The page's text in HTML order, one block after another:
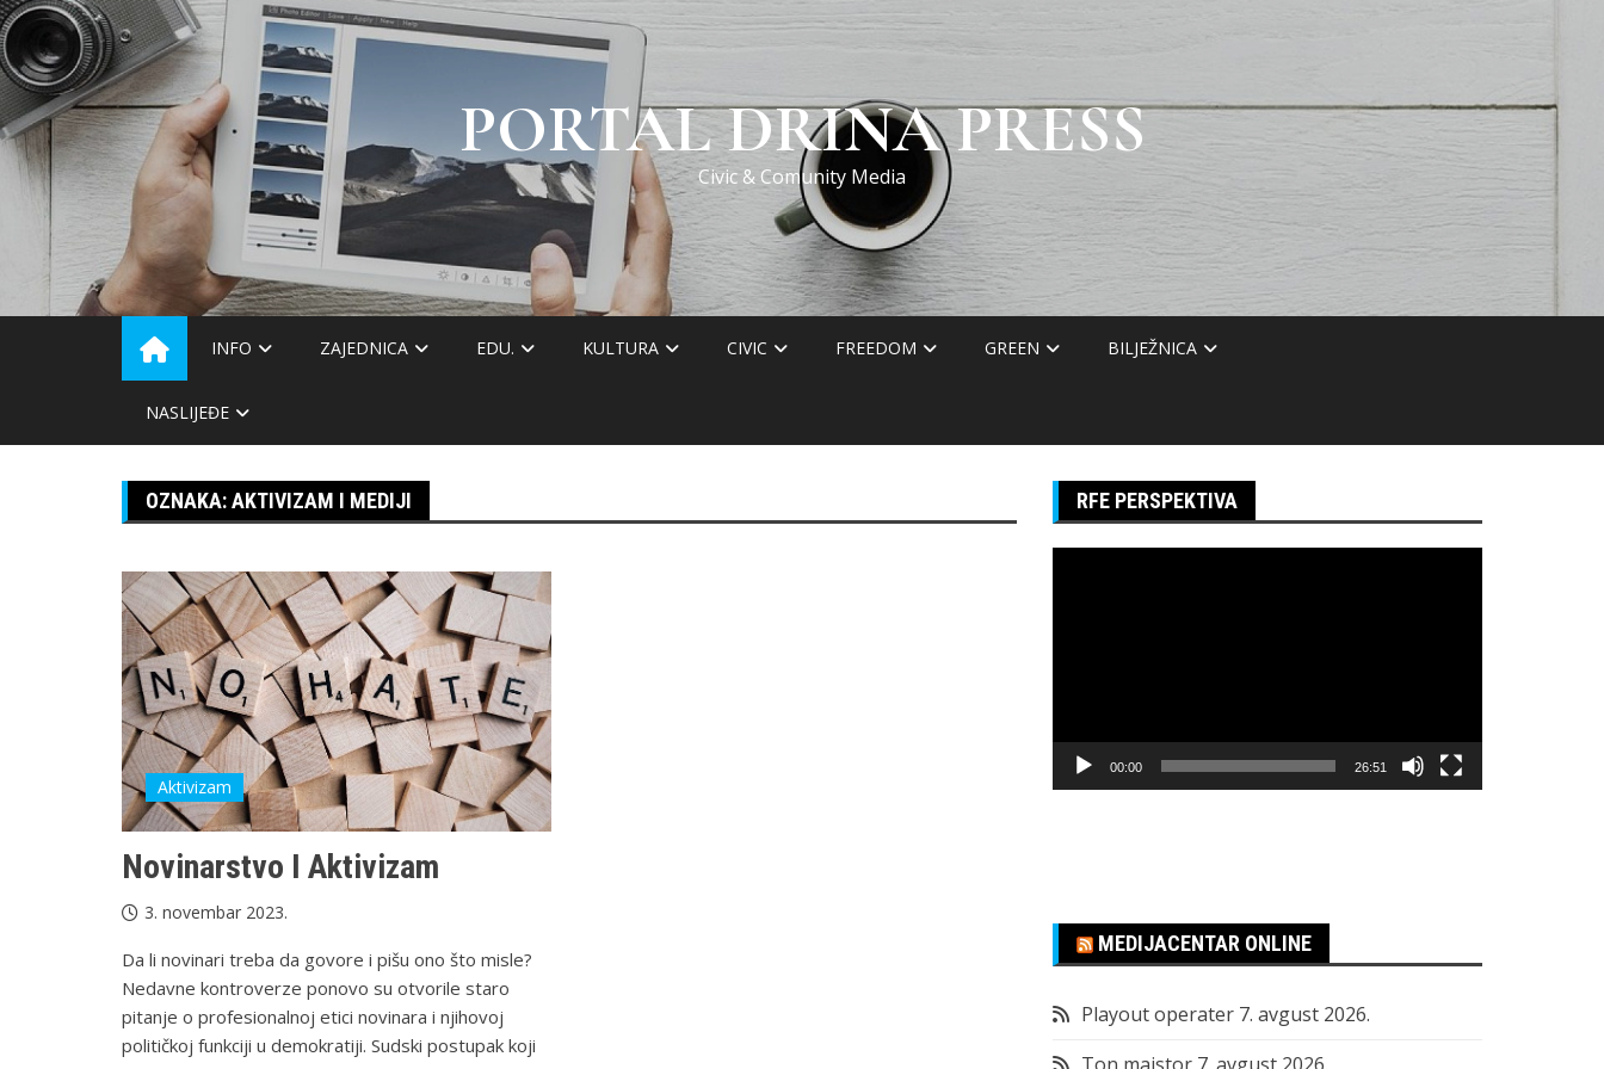
Skip
to
content
PORTAL DRINA PRESS
Civic & Comunity Media
INFO ZAJEDNICA EDU. KULTURA CIVIC FREEDOM GREEN BILJEŽNICA
NASLIJEĐE
OZNAKA:AKTIVIZAM I MEDIJI
Aktivizam
Novinarstvo I Aktivizam
3. novembar 2023.
Da li novinari treba da govore i pišu ono što misle?
Nedavne kontroverze ponovo su otvorile staro
pitanje o profesionalnoj etici novinara i njihovoj
političkoj funkciji u demokratiji. Sudski postupak koji
RFE PERSPEKTIVA
00:00 26:51
MEDIJACENTAR ONLINE
Playout operater 7. avgust 2026.
Ton majstor 7. avgust 2026.